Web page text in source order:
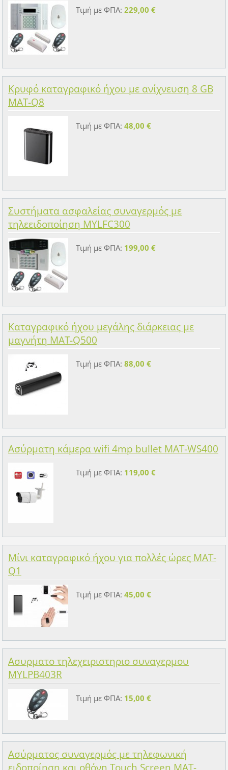
Τιμή με ΦΠΑ: 229,00 €
Κρυφό καταγραφικό ήχου με ανίχνευση 8 GB
MAT-Q8
Τιμή με ΦΠΑ: 48,00 €
Συστήματα ασφαλείας συναγερμός με
τηλεειδοποίηση ΜYLFC300
Τιμή με ΦΠΑ: 199,00 €
Καταγραφικό ήχου μεγάλης διάρκειας με
μαγνήτη MAT-Q500
Τιμή με ΦΠΑ: 88,00 €
Ασύρματη κάμερα wifi 4mp bullet MAT-WS400
Τιμή με ΦΠΑ: 119,00 €
Μίνι καταγραφικό ήχου για πολλές ώρες MAT-
Q1
Τιμή με ΦΠΑ: 45,00 €
Ασυρματο τηλεχειριστηριο συναγερμου
MYLPB403R
Τιμή με ΦΠΑ: 15,00 €
Ασύρματος συναγερμός με τηλεφωνική